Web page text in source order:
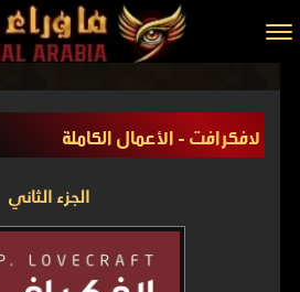
الرئيسية
مقالات
لافكرافت - الأعمال الكاملة
الجزء الثاني